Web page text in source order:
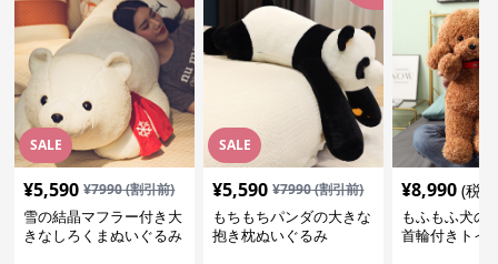
SALE
¥5,590 ¥7990(割引前)
雪の結晶マフラー付き大
きなしろくまぬいぐるみ
SALE
¥5,590 ¥7990(割引前)
もちもちパンダの大きな
抱き枕ぬいぐるみ
¥8,990 (税
もふもふ犬の
首輪付きトイ